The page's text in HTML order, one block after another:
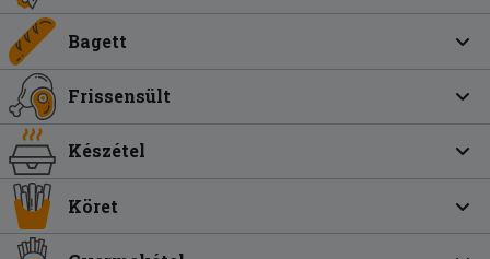
Bagett
Frissensült
Készétel
Köret